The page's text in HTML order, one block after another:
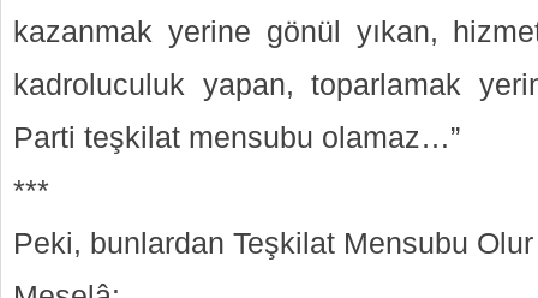
kazanmak yerine gönül yıkan,
kadroluculuk yapan, toparlamak
Parti teşkilat mensubu olamaz…”
***
Peki, bunlardan Teşkilat Mensubu